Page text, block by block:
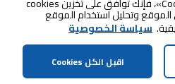
بالنقر فوق «قبول الكل Cookies»، فإنك توافق على تخزين cookies
وتحليل استخدام الموقع
سياسة الخصوصية
اقبل الكل Cookies
الملف الشخصي سلة التسوق